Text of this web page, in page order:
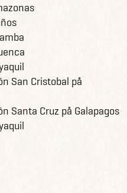
San Cristobal på
Santa Cruz på Galapagos